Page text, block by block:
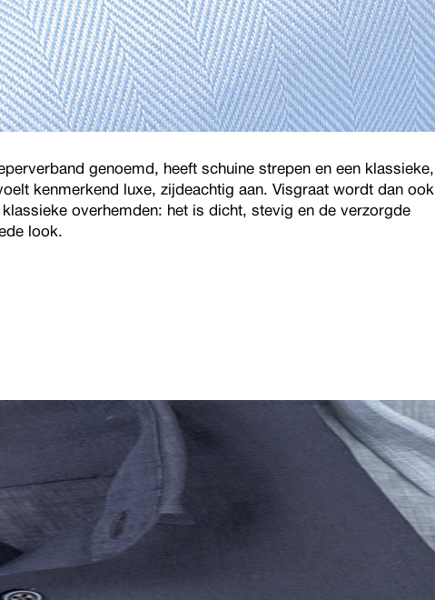
genoemd, heeft schuine strepen en een klassieke,
kenmerkend luxe, zijdeachtig aan. Visgraat wordt dan ook
overhemden: het is dicht, stevig en de verzorgde
look.